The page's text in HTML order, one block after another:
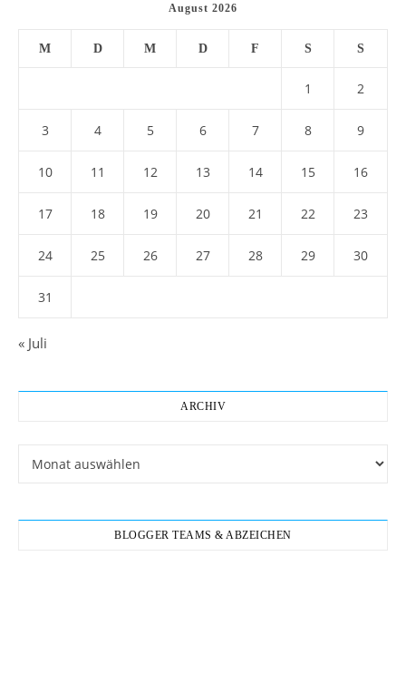
August 2026
M D M D F S S
1 2
3 4 5 6 7 8 9
10 11 12 13 14 15 16
17 18 19 20 21 22 23
24 25 26 27 28 29 30
31
« Juli
ARCHIV
BLOGGER TEAMS & ABZEICHEN